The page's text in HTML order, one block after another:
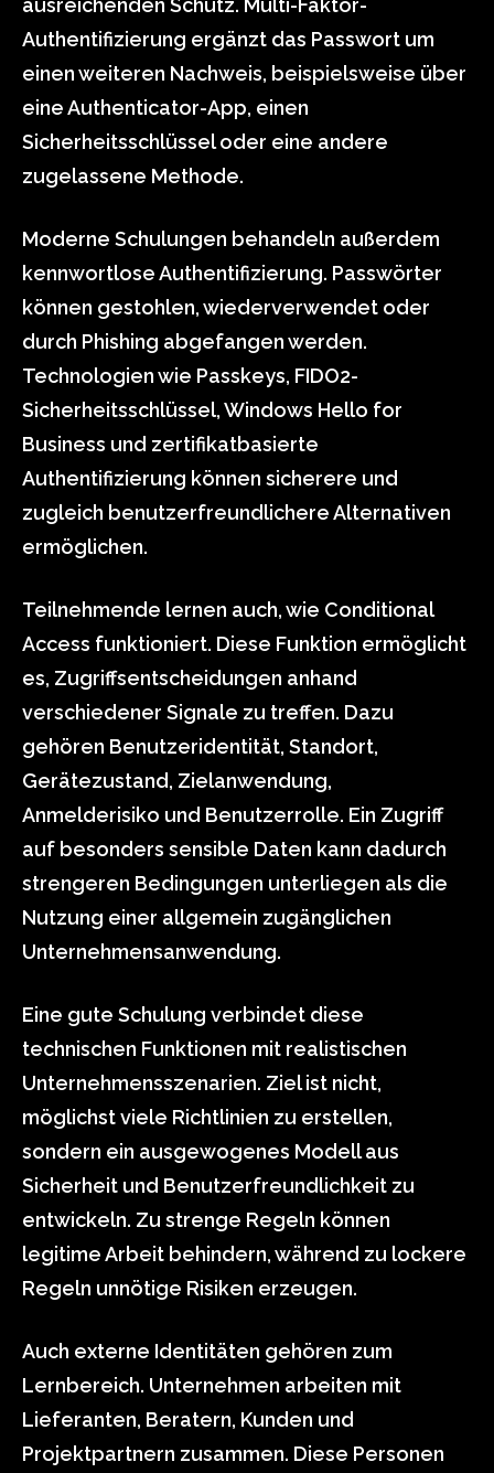
ausreichenden Schutz. Multi-Faktor-
Authentifizierung ergänzt das Passwort um
einen weiteren Nachweis, beispielsweise über
eine Authenticator-App, einen
Sicherheitsschlüssel oder eine andere
zugelassene Methode.
Moderne Schulungen behandeln außerdem
kennwortlose Authentifizierung. Passwörter
können gestohlen, wiederverwendet oder
durch Phishing abgefangen werden.
Technologien wie Passkeys, FIDO2-
Sicherheitsschlüssel, Windows Hello for
Business und zertifikatbasierte
Authentifizierung können sicherere und
zugleich benutzerfreundlichere Alternativen
ermöglichen.
Teilnehmende lernen auch, wie Conditional
Access funktioniert. Diese Funktion ermöglicht
es, Zugriffsentscheidungen anhand
verschiedener Signale zu treffen. Dazu
gehören Benutzeridentität, Standort,
Gerätezustand, Zielanwendung,
Anmelderisiko und Benutzerrolle. Ein Zugriff
auf besonders sensible Daten kann dadurch
strengeren Bedingungen unterliegen als die
Nutzung einer allgemein zugänglichen
Unternehmensanwendung.
Eine gute Schulung verbindet diese
technischen Funktionen mit realistischen
Unternehmensszenarien. Ziel ist nicht,
möglichst viele Richtlinien zu erstellen,
sondern ein ausgewogenes Modell aus
Sicherheit und Benutzerfreundlichkeit zu
entwickeln. Zu strenge Regeln können
legitime Arbeit behindern, während zu lockere
Regeln unnötige Risiken erzeugen.
Auch externe Identitäten gehören zum
Lernbereich. Unternehmen arbeiten mit
Lieferanten, Beratern, Kunden und
Projektpartnern zusammen. Diese Personen